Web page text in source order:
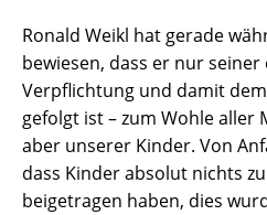
Ronald Weikl hat gerade
bewiesen, dass er nur
Verpflichtung und damit
gefolgt ist – zum Wohle aller
aber unserer Kinder. Von
dass Kinder absolut nichts
beigetragen haben, dies